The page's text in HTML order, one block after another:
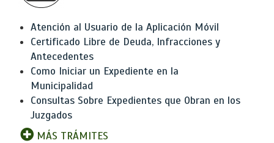
Atención al Usuario de la Aplicación Móvil
Certificado Libre de Deuda, Infracciones y
Antecedentes
Como Iniciar un Expediente en la
Municipalidad
Consultas Sobre Expedientes que Obran en los
Juzgados
MÁS TRÁMITES